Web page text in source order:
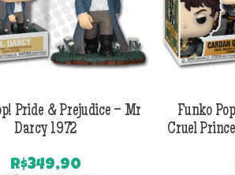
Pride & Prejudice – Mr
Darcy 1972
R$349,90
Funko
Cruel